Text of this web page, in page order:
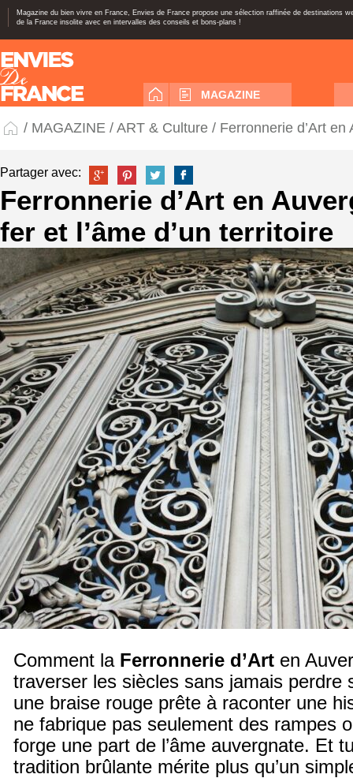
Magazine du bien vivre en France, Envies de France propose une sélection raffinée de destinations
de la France insolite avec en intervalles des conseils et bons-plans !
MAGAZINE
/ MAGAZINE / ART & Culture / Ferronnerie d’Art en
Partager avec:
Ferronnerie d’Art en
fer et l’âme d’un territoire
Comment la Ferronnerie d’Art en
traverser les siècles sans jamais perdre
une braise rouge prête à raconter une
ne fabrique pas seulement des rampes
forge une part de l’âme auvergnate. Et
tradition brûlante mérite plus qu’un